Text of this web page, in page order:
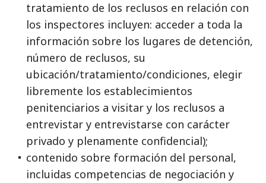
tratamiento de los reclusos en relación con
los inspectores incluyen: acceder a toda la
información sobre los lugares de detención,
número de reclusos, su
ubicación/tratamiento/condiciones, elegir
libremente los establecimientos
penitenciarios a visitar y los reclusos a
entrevistar y entrevistarse con carácter
privado y plenamente confidencial);
contenido sobre formación del personal,
incluidas competencias de negociación y